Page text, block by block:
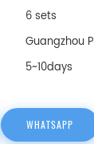
6 sets
Guangzhou
5~10days
WHATSAPP